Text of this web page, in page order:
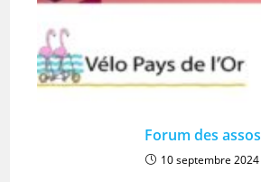
Forum des assos
10 septembre 2024